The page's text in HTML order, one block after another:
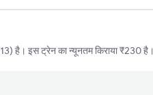
है। इस ट्रेन का न्यूनतम किराया ₹230 है।